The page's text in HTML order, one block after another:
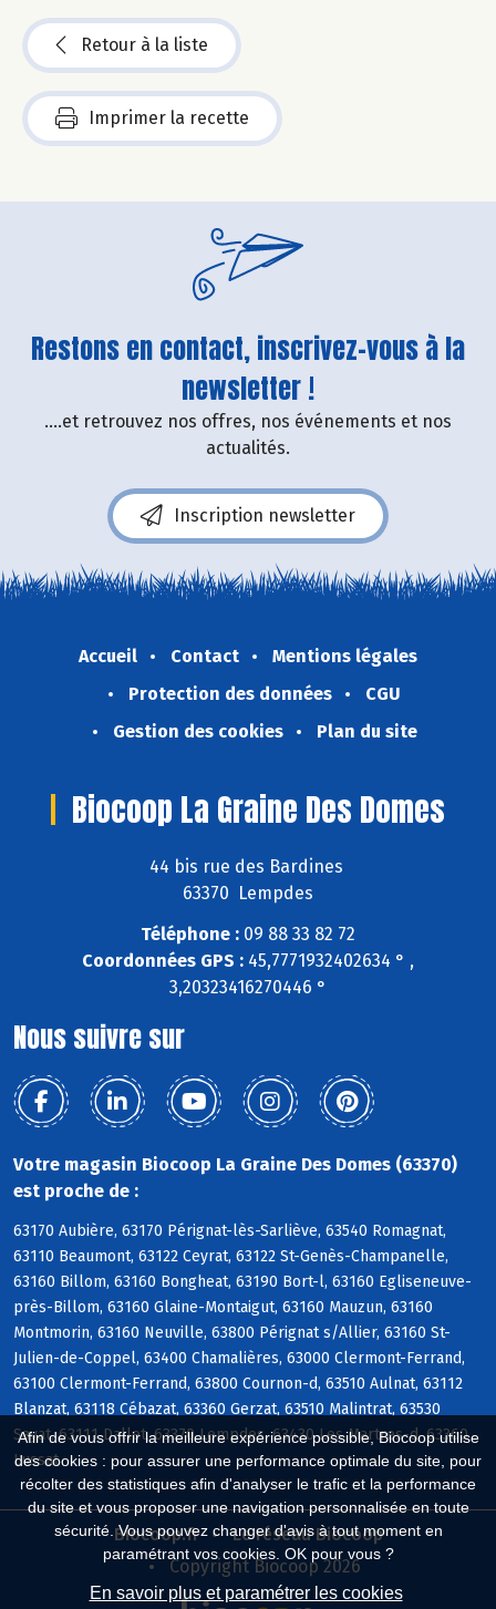
Afin de vous offrir la meilleure expérience possible, Biocoop utilise
des cookies : pour assurer une performance optimale du site, pour
récolter des statistiques afin d'analyser le trafic et la performance
du site et vous proposer une navigation personnalisée en toute
sécurité. Vous pouvez changer d'avis à tout moment en
paramétrant vos cookies. OK pour vous ?
En savoir plus et paramétrer les cookies
Retour à la liste
Imprimer la recette
Restons en contact, inscrivez-vous à la
newsletter !
....et retrouvez nos offres, nos événements et nos
actualités.
Inscription newsletter
Accueil Contact
Mentions légales
Protection des données
CGU
Gestion des cookies
Plan du site
Biocoop La Graine Des Domes
44 bis rue des Bardines
63370 Lempdes
Téléphone : 09 88 33 82 72
Coordonnées GPS : 45,7771932402634 ° ,
3,20323416270446 °
Nous suivre sur
Votre magasin Biocoop La Graine Des Domes (63370)
est proche de :
63170 Aubière, 63170 Pérignat-lès-Sarliève, 63540 Romagnat,
63110 Beaumont, 63122 Ceyrat, 63122 St-Genès-Champanelle,
63160 Billom, 63160 Bongheat, 63190 Bort-l, 63160 Egliseneuve-
près-Billom, 63160 Glaine-Montaigut, 63160 Mauzun, 63160
Montmorin, 63160 Neuville, 63800 Pérignat s/Allier, 63160 St-
Julien-de-Coppel, 63400 Chamalières, 63000 Clermont-Ferrand,
63100 Clermont-Ferrand, 63800 Cournon-d, 63510 Aulnat, 63112
Blanzat, 63118 Cébazat, 63360 Gerzat, 63510 Malintrat, 63530
Sayat, 63111 Dallet, 63370 Lempdes, 63430 Les Martres-d, 63360
Lussat
Biocoop.fr
Le réseau Biocoop
Copyright Biocoop 2026